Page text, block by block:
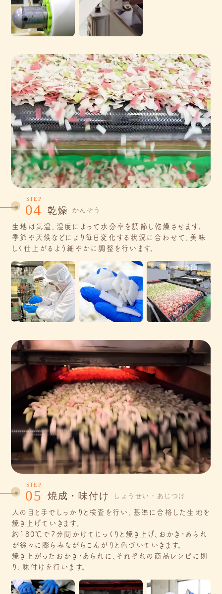
STEP
04 乾燥 かんそう
生地は気温、湿度によって水分率を調節し乾燥させます。
季節や天候などにより毎日変化する状況に合わせて、美味
しく仕上がるよう細やかに調整を行います。
STEP
05 焼成・味付け しょうせい・あじつけ
人の目と手でしっかりと検査を行い、基準に合格した生地を
焼き上げていきます。
約180℃で7分間かけてじっくりと焼き上げ、おかき・あられ
が徐々に膨らみながらこんがりと色づいていきます。
焼き上がったおかき・あられに、それぞれの商品レシピに則
り、味付けを行います。